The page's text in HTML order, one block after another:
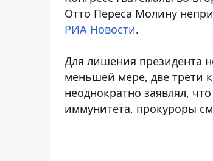
Отто Переса Молину
РИА Новости.
Для лишения президента
меньшей мере, две трети
неоднократно заявлял,
иммунитета, прокуроры